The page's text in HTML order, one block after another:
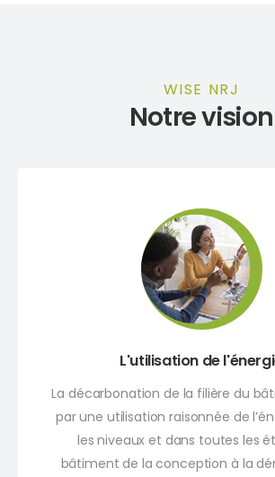
WISE NRJ
Notre vision
L'utilisation de
La décarbonation de la filière du
par une utilisation raisonnée de
les niveaux et dans toutes les
bâtiment de la conception à la